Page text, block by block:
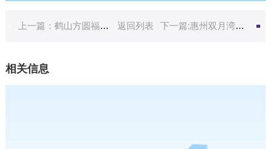
上一篇：鹤山方圆福朋喜来登酒店 返回列表 下一篇:惠州双月湾檀悦都喜天丽
相关信息